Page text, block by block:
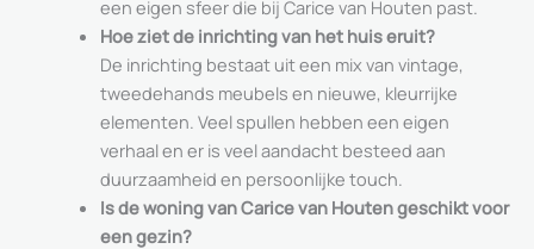
een eigen sfeer die bij Carice van Houten past.
Hoe ziet de inrichting van het huis eruit?
De inrichting bestaat uit een mix van vintage,
tweedehands meubels en nieuwe, kleurrijke
elementen. Veel spullen hebben een eigen
verhaal en er is veel aandacht besteed aan
duurzaamheid en persoonlijke touch.
Is de woning van Carice van Houten geschikt voor
een gezin?